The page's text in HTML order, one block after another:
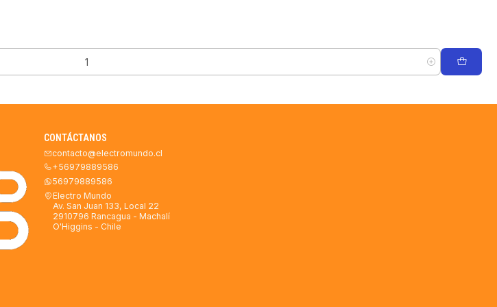
CONTÁCTANOS
contacto@electromundo.cl
+56979889586
56979889586
Electro Mundo
Av. San Juan 133, Local 22
2910796 Rancagua - Machalí
O'Higgins - Chile